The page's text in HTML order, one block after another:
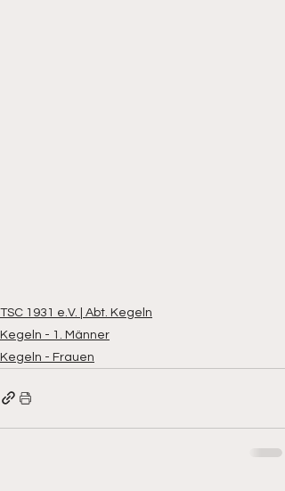
TSC 1931 e.V. | Abt. Kegeln
Kegeln - 1. Männer
Kegeln - Frauen